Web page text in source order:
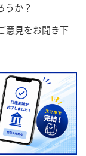
うか？
意見をお聞き下